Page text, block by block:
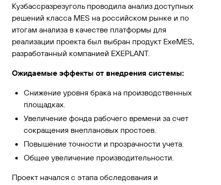
Кузбассразрезуголь проводила анализ доступных
решений класса MES на российском рынке и по
итогам анализа в качестве платформы для
реализации проекта был выбран продукт ExeMES,
разработанный компанией EXEPLANT.
Ожидаемые эффекты от внедрения системы:
Снижение уровня брака на производственных
площадках.
Увеличение фонда рабочего времени за счет
сокращения внеплановых простоев.
Повышение точности и прозрачности учета.
Общее увеличение производительности.
Проект начался с этапа обследования и